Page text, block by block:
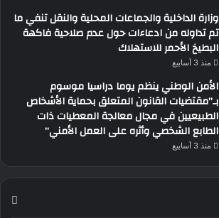
وزارة الداخلية والجماعات المحلية والنقل تنفي ما
تم تداوله من ادعاءات حول عدم صلاحية فاكهة
البطيخ الأحمر للاستهلاك
منذ 3 أسابيع
الأمن الوطني ينظم يوما دراسيا موسوم
بـ”مقتضيات القانون المتعلق بحماية الأشخاص
الطبيعيين في مجال معالجة المعطيات ذات
الطابع الشخصي وأثره على العمل الأمني”
منذ 3 أسابيع